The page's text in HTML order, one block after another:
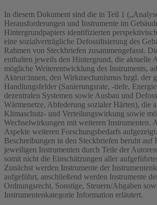
In diesem Dokument sind die in Teil 1
Herausforderungen und Instrumente im
Hintergrundpapiers identifizierten
eine sozialverträgliche Defossilisierung des
Rahmen von Steckbriefen zusammengefasst.
enthalten jeweils den Hintergrund, die aktuelle
mögliche Weiterentwicklung des Instruments,
Akteur:innen, den Wirkmechanismus bzgl. der
Handlungsfelder (Sanierungsrate, -tiefe,
dezentralen Systemen sowie Ausbau und
Wärmenetze, Abfederung sozialer Härten), die
Klimaschutz- und Verteilungswirkung sowie
Wechselwirkungen mit weiteren Instrumenten.
Aspekte weiteren Forschungsbedarfs
Beschreibungen in den Steckbriefen beruht auf
jeweiligen Instrumenten durch Teile der
somit nicht die Einschätzungen aller
Zunächst werden Instrumente der
aufgeführt, anschließend werden Instrumente
Ordnungsrecht, Sonstige, Steuern/Abgaben
Instrumentenkategorie Information erläutert.